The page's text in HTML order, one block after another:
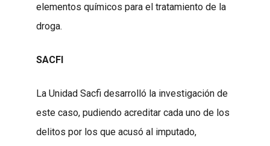
elementos químicos para el tratamiento de la
droga.
SACFI
La Unidad Sacfi desarrolló la investigación de
este caso, pudiendo acreditar cada uno de los
delitos por los que acusó al imputado,